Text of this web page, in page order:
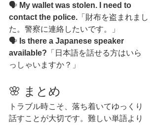
🗣️ My wallet was stolen. I need to
contact the police. 「財布を盗まれまし
た。警察に連絡したいです。」
🗣️ Is there a Japanese speaker
available? 「日本語を話せる方はいら
っしゃいますか？」
🌸 まとめ
トラブル時こそ、落ち着いてゆっくり
話すことが大切です。難しい単語より